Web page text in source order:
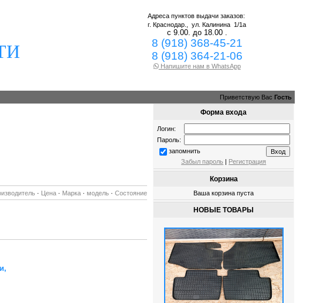
Адреса пунктов выдачи заказов:
г. Краснодар.,ул. Калинина 1/1а
с 9.00. до 18.00 .
8 (918) 368-45-21
8 (918) 364-21-06
Напишите нам в WhatsApp
Приветствую Вас Гость
· Цена · Марка ·модель ·Состояние
Форма входа
Логин:
Пароль:
запомнить
Забыл пароль | Регистрация
Корзина
Ваша корзина пуста
НОВЫЕ ТОВАРЫ